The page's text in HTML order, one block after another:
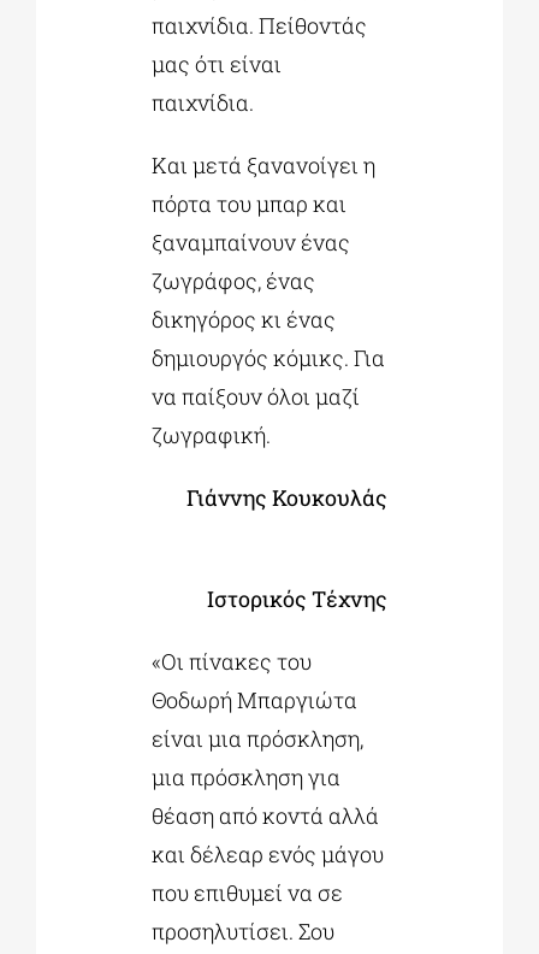
παιχνίδια. Πείθοντάς
μας ότι είναι
παιχνίδια.
Και μετά ξανανοίγει η
πόρτα του μπαρ και
ξαναμπαίνουν ένας
ζωγράφος, ένας
δικηγόρος κι ένας
δημιουργός κόμικς. Για
να παίξουν όλοι μαζί
ζωγραφική.
Γιάννης Κουκουλάς
Ιστορικός Τέχνης
«Οι πίνακες του
Θοδωρή Μπαργιώτα
είναι μια πρόσκληση,
μια πρόσκληση για
θέαση από κοντά αλλά
και δέλεαρ ενός μάγου
που επιθυμεί να σε
προσηλυτίσει. Σου